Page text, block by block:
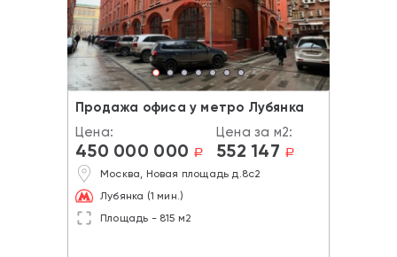
Продажа офиса у метро Лубянка
Цена:
450 000 000 a
Цена за м2:
552 147 a
Москва, Новая площадь д.8с2
Лубянка (1 мин.)
Площадь - 815 м2